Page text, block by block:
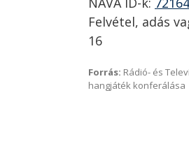
Felvétel, adás
16
Forrás: Rádió- és
hangjáték konferálása